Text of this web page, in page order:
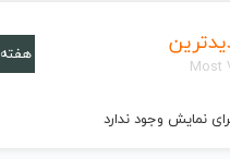
Most
هفته
نمایش وجود ندارد